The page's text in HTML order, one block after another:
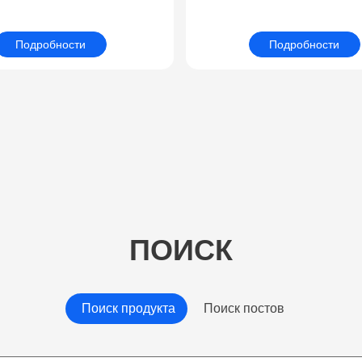
Safe Brushes
Подробности
Long Attachment All
Clean for Grout, Tiles,
Подробности
ПОИСК
Поиск продукта Поиск постов